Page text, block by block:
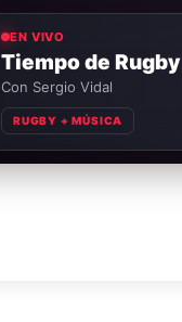
EN VIVO
Tiempo de Rugby
Con Sergio Vidal
RUGBY + MÚSICA